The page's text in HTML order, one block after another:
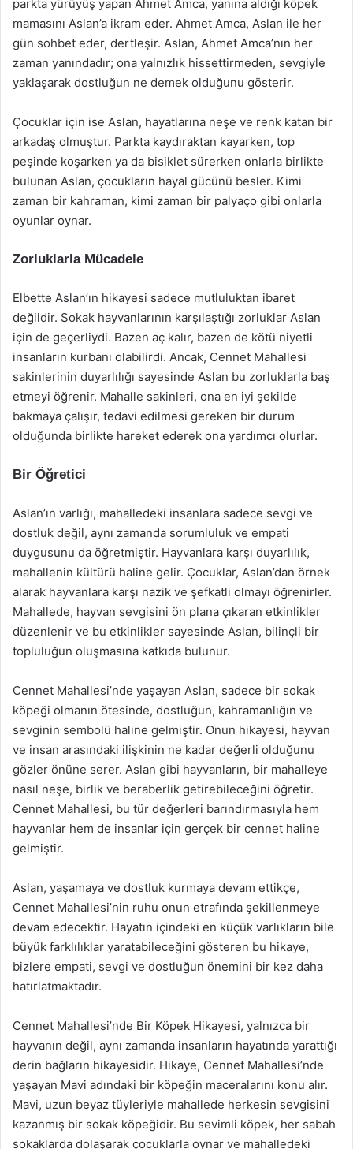
parkta yürüyüş yapan Ahmet Amca, yanına aldığı köpek
mamasını Aslan’a ikram eder. Ahmet Amca, Aslan ile her
gün sohbet eder, dertleşir. Aslan, Ahmet Amca’nın her
zaman yanındadır; ona yalnızlık hissettirmeden, sevgiyle
yaklaşarak dostluğun ne demek olduğunu gösterir.
Çocuklar için ise Aslan, hayatlarına neşe ve renk katan bir
arkadaş olmuştur. Parkta kaydıraktan kayarken, top
peşinde koşarken ya da bisiklet sürerken onlarla birlikte
bulunan Aslan, çocukların hayal gücünü besler. Kimi
zaman bir kahraman, kimi zaman bir palyaço gibi onlarla
oyunlar oynar.
Zorluklarla Mücadele
Elbette Aslan’ın hikayesi sadece mutluluktan ibaret
değildir. Sokak hayvanlarının karşılaştığı zorluklar Aslan
için de geçerliydi. Bazen aç kalır, bazen de kötü niyetli
insanların kurbanı olabilirdi. Ancak, Cennet Mahallesi
sakinlerinin duyarlılığı sayesinde Aslan bu zorluklarla baş
etmeyi öğrenir. Mahalle sakinleri, ona en iyi şekilde
bakmaya çalışır, tedavi edilmesi gereken bir durum
olduğunda birlikte hareket ederek ona yardımcı olurlar.
Bir Öğretici
Aslan’ın varlığı, mahalledeki insanlara sadece sevgi ve
dostluk değil, aynı zamanda sorumluluk ve empati
duygusunu da öğretmiştir. Hayvanlara karşı duyarlılık,
mahallenin kültürü haline gelir. Çocuklar, Aslan’dan örnek
alarak hayvanlara karşı nazik ve şefkatli olmayı öğrenirler.
Mahallede, hayvan sevgisini ön plana çıkaran etkinlikler
düzenlenir ve bu etkinlikler sayesinde Aslan, bilinçli bir
topluluğun oluşmasına katkıda bulunur.
Cennet Mahallesi’nde yaşayan Aslan, sadece bir sokak
köpeği olmanın ötesinde, dostluğun, kahramanlığın ve
sevginin sembolü haline gelmiştir. Onun hikayesi, hayvan
ve insan arasındaki ilişkinin ne kadar değerli olduğunu
gözler önüne serer. Aslan gibi hayvanların, bir mahalleye
nasıl neşe, birlik ve beraberlik getirebileceğini öğretir.
Cennet Mahallesi, bu tür değerleri barındırmasıyla hem
hayvanlar hem de insanlar için gerçek bir cennet haline
gelmiştir.
Aslan, yaşamaya ve dostluk kurmaya devam ettikçe,
Cennet Mahallesi’nin ruhu onun etrafında şekillenmeye
devam edecektir. Hayatın içindeki en küçük varlıkların bile
büyük farklılıklar yaratabileceğini gösteren bu hikaye,
bizlere empati, sevgi ve dostluğun önemini bir kez daha
hatırlatmaktadır.
Cennet Mahallesi’nde Bir Köpek Hikayesi, yalnızca bir
hayvanın değil, aynı zamanda insanların hayatında yarattığı
derin bağların hikayesidir. Hikaye, Cennet Mahallesi’nde
yaşayan Mavi adındaki bir köpeğin maceralarını konu alır.
Mavi, uzun beyaz tüyleriyle mahallede herkesin sevgisini
kazanmış bir sokak köpeğidir. Bu sevimli köpek, her sabah
sokaklarda dolaşarak çocuklarla oynar ve mahalledeki